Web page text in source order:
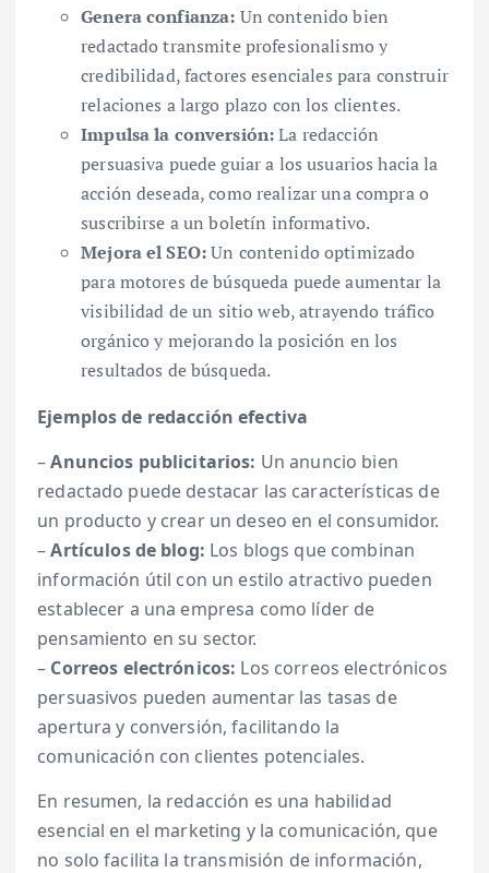
Genera confianza: Un contenido bien
redactado transmite profesionalismo y
credibilidad, factores esenciales para construir
relaciones a largo plazo con los clientes.
Impulsa la conversión:La redacción
persuasiva puede guiar a los usuarios hacia la
acción deseada, como realizar una compra o
suscribirse a un boletín informativo.
Mejora el SEO:Un contenido optimizado
para motores de búsqueda puede aumentar la
visibilidad de un sitio web, atrayendo tráfico
orgánico y mejorando la posición en los
resultados de búsqueda.
Ejemplos de redacción efectiva
–Anuncios publicitarios: Un anuncio bien
redactado puede destacar las características de
un producto y crear un deseo en el consumidor.
–Artículos de blog: Los blogs que combinan
información útil con un estilo atractivo pueden
establecer a una empresa como líder de
pensamiento en su sector.
– Correos electrónicos: Los correos electrónicos
persuasivos pueden aumentar las tasas de
apertura y conversión, facilitando la
comunicación con clientes potenciales.
En resumen, la redacción es una habilidad
esencial en el marketing y la comunicación, que
no solo facilita la transmisión de información,